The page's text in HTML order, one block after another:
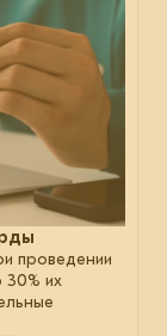
проведении
их